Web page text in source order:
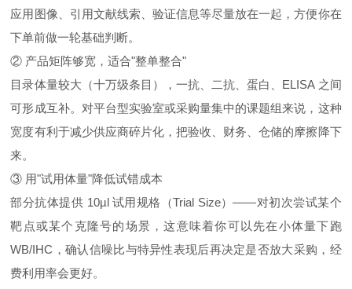
应用图像、引用文献线索、验证信息等尽量放在一起，方便你在
下单前做一轮基础判断。
② 产品矩阵够宽，适合"整单整合"
目录体量较大（十万级条目），一抗、二抗、蛋白、ELISA 之间
可形成互补。对平台型实验室或采购量集中的课题组来说，这种
宽度有利于减少供应商碎片化，把验收、财务、仓储的摩擦降下
来。
③ 用"试用体量"降低试错成本
部分抗体提供 10µl 试用规格（Trial Size）——对初次尝试某个
靶点或某个克隆号的场景，这意味着你可以先在小体量下跑
WB/IHC，确认信噪比与特异性表现后再决定是否放大采购，经
费利用率会更好。